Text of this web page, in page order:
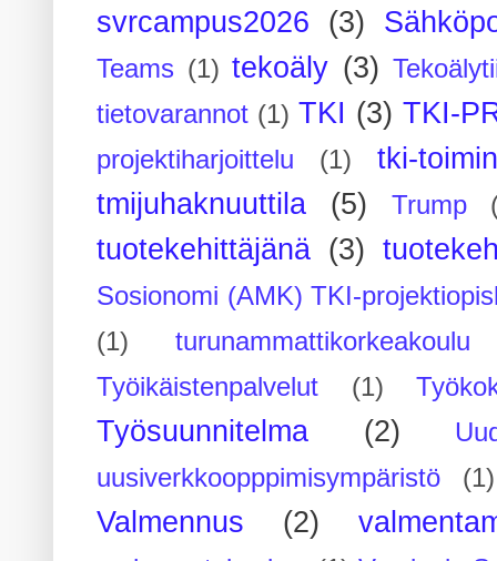
svrcampus2026
(3)
Teams (1) tekoäly (3)
tietovarannot (1) TKI (3) TKI-
projektiharjoittelu (1)
tki-
tmijuhaknuuttila
(5) Trump
tuotekehittäjänä (3)
Sosionomi (AMK) TKI-
(1)
turunammattikorkeakoulu
Työikäistenpalvelut
(1)
Työsuunnitelma (2)
uusiverkkoopppimisympäristö
(1)
Valmennus (2)